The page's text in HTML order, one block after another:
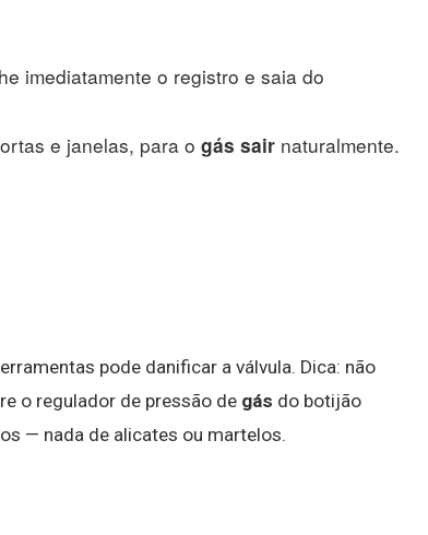
imediatamente o registro e saia do
e janelas, para o gás sair naturalmente.
pode danificar a válvula. Dica: não
o regulador de pressão de gás do botijão
— nada de alicates ou martelos.